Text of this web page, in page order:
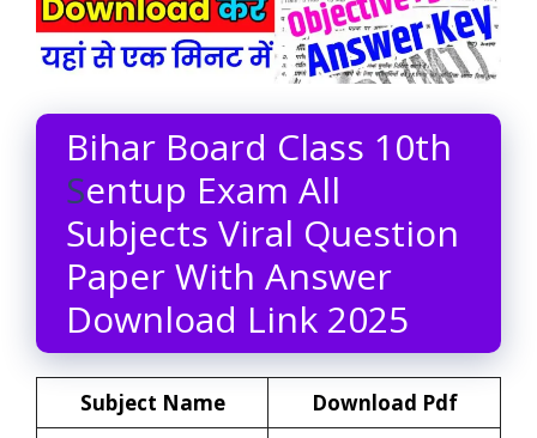
Bihar Board Class 10th
Sentup Exam All
Subjects Viral Question
Paper With Answer
Download Link 2025
Subject Name
Download Pdf